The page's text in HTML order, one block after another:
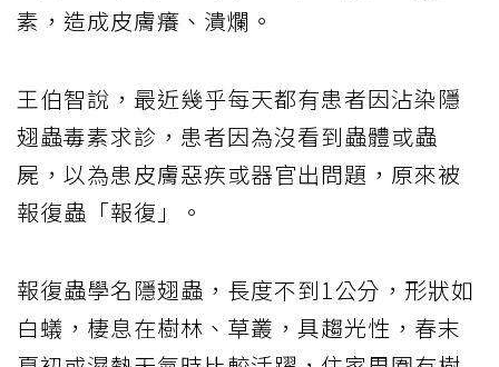
素，造成皮膚癢、潰爛。
王伯智說，最近幾乎每天都有患者因沾染隱
翅蟲毒素求診，患者因為沒看到蟲體或蟲
屍，以為患皮膚惡疾或器官出問題，原來被
報復蟲「報復」。
報復蟲學名隱翅蟲，長度不到1公分，形狀如
白蟻，棲息在樹林、草叢，具趨光性，春末